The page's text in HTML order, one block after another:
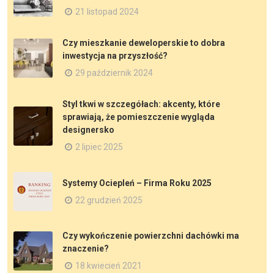
21 listopad 2024
Czy mieszkanie deweloperskie to dobra
inwestycja na przyszłość?
29 październik 2024
Styl tkwi w szczegółach: akcenty, które
sprawiają, że pomieszczenie wygląda
designersko
2 lipiec 2025
Systemy Ociepleń – Firma Roku 2025
22 grudzień 2025
Czy wykończenie powierzchni dachówki ma
znaczenie?
18 kwiecień 2021